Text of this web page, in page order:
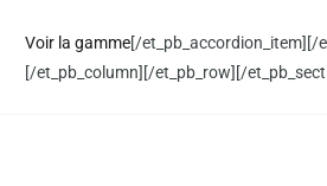
Voir la gamme[/et_pb_accordion_item][/
[/et_pb_column][/et_pb_row][/